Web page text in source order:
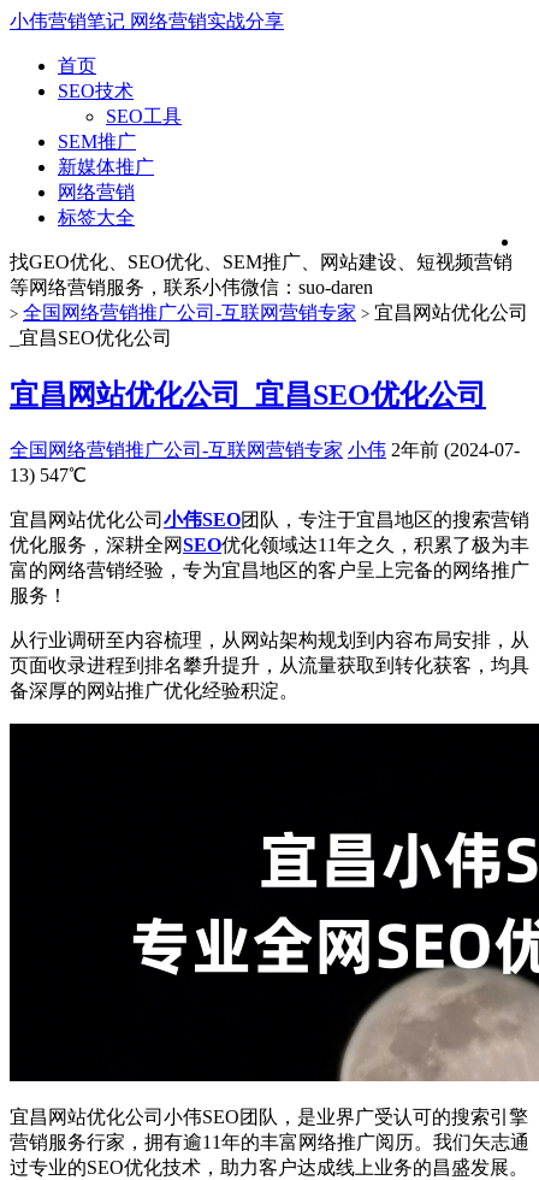
小伟营销笔记 网络营销实战分享
首页
SEO技术
SEO工具
SEM推广
新媒体推广
网络营销
标签大全
找GEO优化、SEO优化、SEM推广、网站建设、短视频营销
等网络营销服务，联系小伟微信：suo-daren
> 全国网络营销推广公司-互联网营销专家 > 宜昌网站优化公司
_宜昌SEO优化公司
宜昌网站优化公司_宜昌SEO优化公司
全国网络营销推广公司-互联网营销专家 小伟 2年前 (2024-07-
13) 547℃
宜昌网站优化公司 小伟SEO团队，专注于宜昌地区的搜索营销
优化服务，深耕全网SEO优化领域达11年之久，积累了极为丰
富的网络营销经验，专为宜昌地区的客户呈上完备的网络推广
服务！
从行业调研至内容梳理，从网站架构规划到内容布局安排，从
页面收录进程到排名攀升提升，从流量获取到转化获客，均具
备深厚的网站推广优化经验积淀。
宜昌网站优化公司小伟SEO团队，是业界广受认可的搜索引擎
营销服务行家，拥有逾11年的丰富网络推广阅历。我们矢志通
过专业的SEO优化技术，助力客户达成线上业务的昌盛发展。